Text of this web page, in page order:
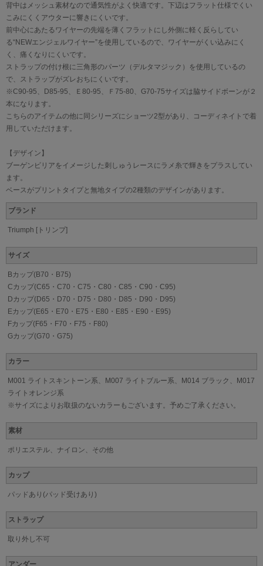
背中はメッシュ素材なので通気性がよく快適です。下辺はフラット仕様でくい
こみにくくアウターに響きにくいです。
前中心にあたるワイヤーの先端を薄くフラットにし外側に軽く反らしてい
る“NEWエンジェルワイヤー”を使用しているので、ワイヤーがくい込みにく
く、痛くなりにくいです。
ストラップの付け根に三角形のパーツ（デルタマジック）を使用しているの
で、ストラップがズレおちにくいです。
※C90-95、D85-95、Ｅ80-95、Ｆ75-80、G70-75サイズは脇サイドボーンが２
本になります。
こちらのアイテムの他に同シリーズにショーツ2型があり、コーディネイトで着
用していただけます。
【デザイン】
ブーゲンビリアをイメージした刺しゅうレースにラメ糸で輝きをプラスしてい
ます。
ベースがプリントタイプと無地タイプの2種類のデザインがあります。
ブランド
Triumph [トリンプ]
サイズ
Bカップ(B70・B75)
Cカップ(C65・C70・C75・C80・C85・C90・C95)
Dカップ(D65・D70・D75・D80・D85・D90・D95)
Eカップ(E65・E70・E75・E80・E85・E90・E95)
Fカップ(F65・F70・F75・F80)
Gカップ(G70・G75)
カラー
M001 ライトスキントーン系、M007 ライトブルー系、M014 ブラック、M017
ライトオレンジ系
※サイズによりお取扱のないカラーもございます。予めご了承ください。
素材
ポリエステル、ナイロン、その他
カップ
パッドあり(パッド受けあり)
ストラップ
取り外し不可
アンダー